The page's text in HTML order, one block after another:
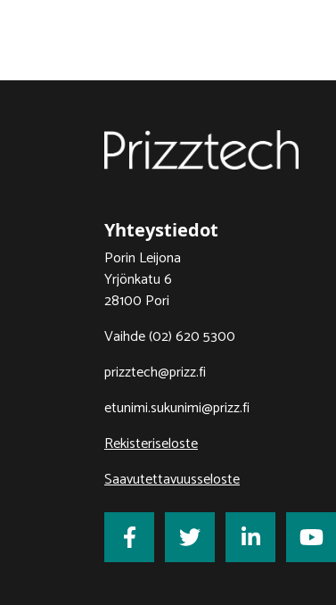
Yhteystiedot
Porin Leijona
Yrjönkatu 6
28100 Pori
Vaihde (02) 620 5300
prizztech@prizz.fi
etunimi.sukunimi@prizz.fi
Rekisteriseloste
Saavutettavuusseloste